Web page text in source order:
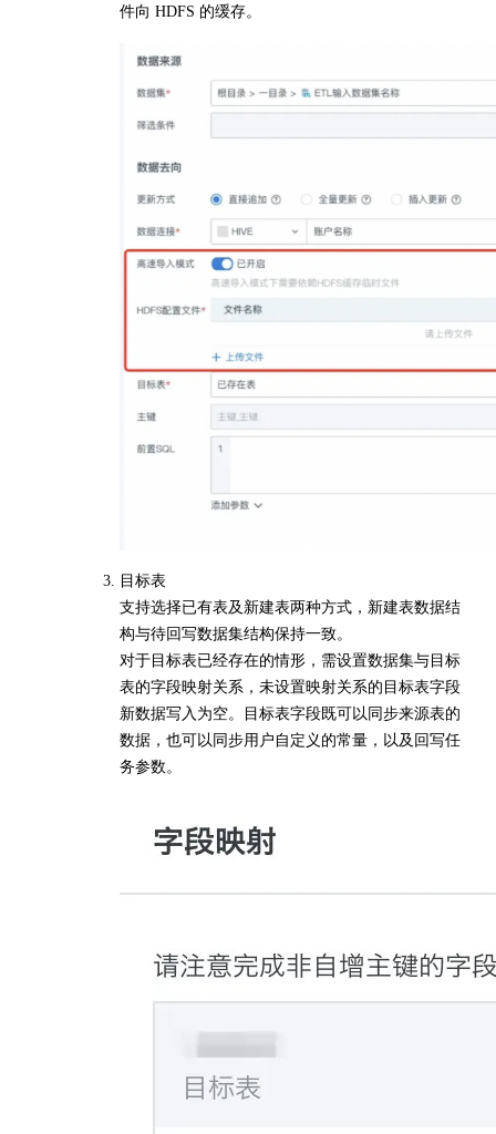
件向 HDFS 的缓存。
目标表
支持选择已有表及新建表两种方式，新建表数据结
构与待回写数据集结构保持一致。
对于目标表已经存在的情形，需设置数据集与目标
表的字段映射关系，未设置映射关系的目标表字段
新数据写入为空。目标表字段既可以同步来源表的
数据，也可以同步用户自定义的常量，以及回写任
务参数。